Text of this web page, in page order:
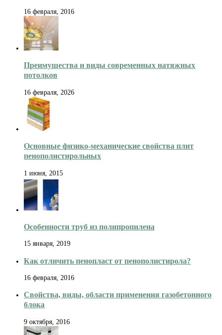
16 февраля, 2016
Преимущества и виды современных натяжных
потолков
16 февраля, 2026
Основные физико-механические свойства плит
пенополистирольных
1 июня, 2015
Особенности труб из полипропилена
15 января, 2019
Как отличить пенопласт от пенополистирола?
16 февраля, 2016
Свойства, виды, области применения газобетонного
блока
9 октября, 2016